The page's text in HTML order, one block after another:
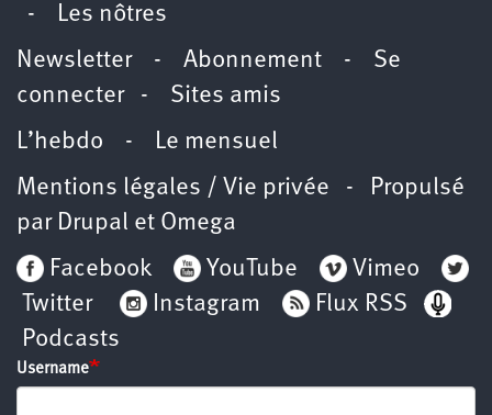
-
Les nôtres
Newsletter- Abonnement - Se
connecter- Sites amis
L’hebdo -
Le mensuel
Mentions légales / Vie privée - Propulsé
par Drupal et Omega
Facebook
YouTube
Vimeo
Twitter
Instagram
Flux RSS
Podcasts
Username